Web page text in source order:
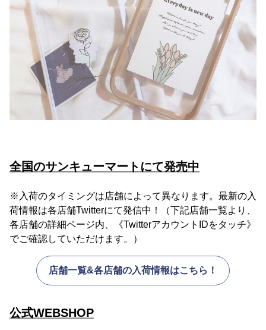
全国のサンキューマートにて発売中
※入荷のタイミングは店舗によって異なります。最新の入
荷情報は各店舗Twitterにて発信中！（下記店舗一覧より、
各店舗の詳細ページ内、《TwitterアカウントIDをタッチ》
でご確認していただけます。）
店舗一覧&各店舗の入荷情報はこちら！
公式WEBSHOP